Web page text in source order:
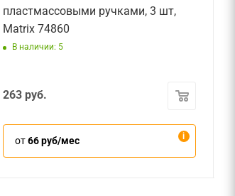
пластмассовыми ручками, 3 шт,
Matrix 74860
В наличии: 5
263 руб.
от66 руб/мес